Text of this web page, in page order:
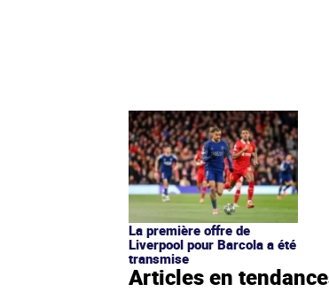
La première offre de
Liverpool pour Barcola a été
transmise
Articles en